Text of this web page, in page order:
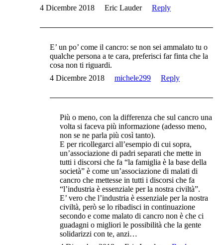
4 Dicembre 2018
Eric Lauder Reply
E’ un po’ come il cancro: se non sei ammalato tu o
qualche persona a te cara, preferisci far finta che la
cosa non ti riguardi.
4 Dicembre 2018
michele299 Reply
Più o meno, con la differenza che sul cancro una
volta si faceva più informazione (adesso meno,
non se ne parla più così tanto).
E per ricollegarci all’esempio di cui sopra,
un’associazione di padri separati che mette in
tutti i discorsi che fa “la famiglia è la base della
società” è come un’associazione di malati di
cancro che mettesse in tutti i discorsi che fa
“l’industria è essenziale per la nostra civiltà”.
E’ vero che l’industria è essenziale per la nostra
civiltà, però se lo ribadisci in continuazione
secondo e come malato di cancro non è che ci
guadagni o migliori le possibilità che la gente
solidarizzi con te, anzi…